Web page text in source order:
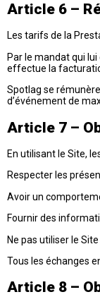
Article 6 –
Les tarifs de la
Par le mandat qui
effectue la
Spotlag se
d’événement de
Article 7 –
En utilisant le Site,
Respecter les
Avoir un
Fournir des
Ne pas utiliser le
Tous les échanges
Article 8 –